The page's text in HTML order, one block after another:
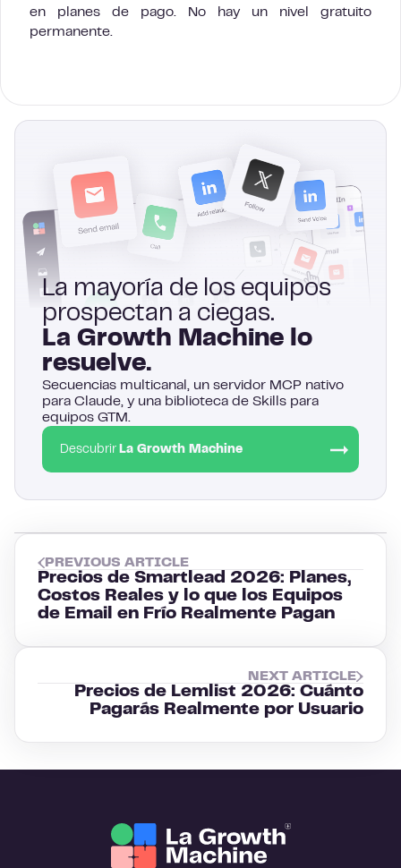
en planes de pago. No hay un nivel gratuito
permanente.
La mayoría de los equipos
prospectan a ciegas.
La Growth Machine lo
resuelve.
Secuencias multicanal, un servidor MCP nativo
para Claude, y una biblioteca de Skills para
equipos GTM.
Descubrir La Growth Machine
PREVIOUS ARTICLE
Precios de Smartlead 2026: Planes,
Costos Reales y lo que los Equipos
de Email en Frío Realmente Pagan
NEXT ARTICLE
Precios de Lemlist 2026: Cuánto
Pagarás Realmente por Usuario